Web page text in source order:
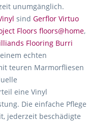
unumgänglich.
sind Gerflor Virtuo
Floors floors@home,
Flooring Burri
echten
teuren Marmorfliesen
eine Vinyl
Die einfache Pflege
jederzeit beschädigte